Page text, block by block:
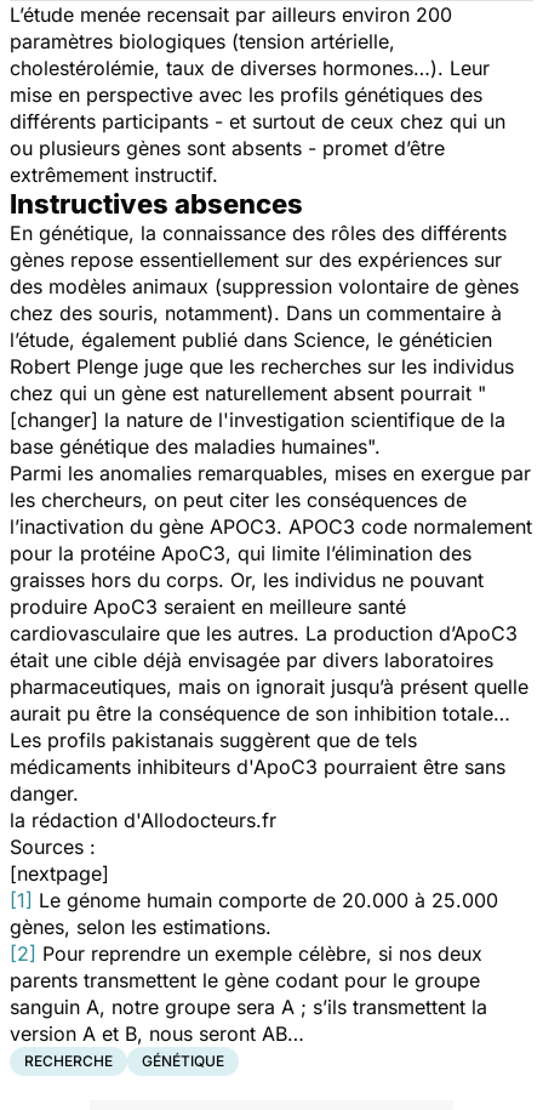
L’étude menée recensait par ailleurs environ 200
paramètres biologiques (tension artérielle,
cholestérolémie, taux de diverses hormones…). Leur
mise en perspective avec les profils génétiques des
différents participants - et surtout de ceux chez qui un
ou plusieurs gènes sont absents - promet d’être
extrêmement instructif.
Instructives absences
En génétique, la connaissance des rôles des différents
gènes repose essentiellement sur des expériences sur
des modèles animaux (suppression volontaire de gènes
chez des souris, notamment). Dans un commentaire à
l’étude, également publié dans Science, le généticien
Robert Plenge juge que les recherches sur les individus
chez qui un gène est naturellement absent pourrait "
[changer] la nature de l'investigation scientifique de la
base génétique des maladies humaines".
Parmi les anomalies remarquables, mises en exergue par
les chercheurs, on peut citer les conséquences de
l’inactivation du gène APOC3. APOC3 code normalement
pour la protéine ApoC3, qui limite l’élimination des
graisses hors du corps. Or, les individus ne pouvant
produire ApoC3 seraient en meilleure santé
cardiovasculaire que les autres. La production d’ApoC3
était une cible déjà envisagée par divers laboratoires
pharmaceutiques, mais on ignorait jusqu’à présent quelle
aurait pu être la conséquence de son inhibition totale…
Les profils pakistanais suggèrent que de tels
médicaments inhibiteurs d'ApoC3 pourraient être sans
danger.
la rédaction d'Allodocteurs.fr
Sources :
[nextpage]
[1] Le génome humain comporte de 20.000 à 25.000
gènes, selon les estimations.
[2] Pour reprendre un exemple célèbre, si nos deux
parents transmettent le gène codant pour le groupe
sanguin A, notre groupe sera A ; s’ils transmettent la
version A et B, nous seront AB…
RECHERCHE GÉNÉTIQUE